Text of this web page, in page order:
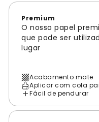
Premium
O nosso papel
que pode ser
lugar
Acabamento mate
Aplicar com cola
Fácil de pendurar